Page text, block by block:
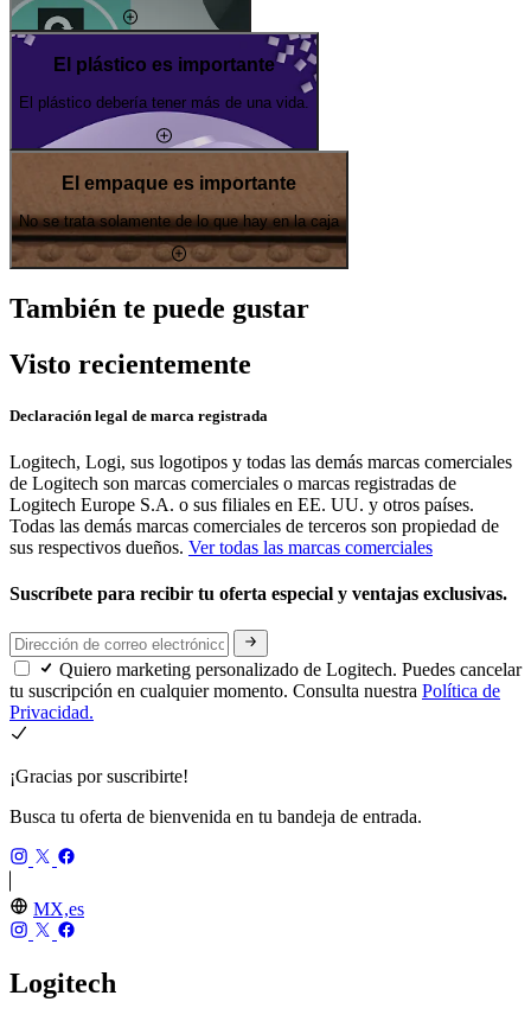
El plástico es importante
El plástico debería tener más de una vida.
El empaque es importante
No se trata solamente de lo que hay en la caja
También te puede gustar
Visto recientemente
Declaración legal de marca registrada
Logitech, Logi, sus logotipos y todas las demás marcas comerciales
de Logitech son marcas comerciales o marcas registradas de
Logitech Europe S.A. o sus filiales en EE. UU. y otros países.
Todas las demás marcas comerciales de terceros son propiedad de
sus respectivos dueños. Ver todas las marcas comerciales
Suscríbete para recibir tu oferta especial y ventajas exclusivas.
Quiero marketing personalizado de Logitech. Puedes cancelar
tu suscripción en cualquier momento. Consulta nuestra Política de
Privacidad.
¡Gracias por suscribirte!
Busca tu oferta de bienvenida en tu bandeja de entrada.
MX,es
Logitech